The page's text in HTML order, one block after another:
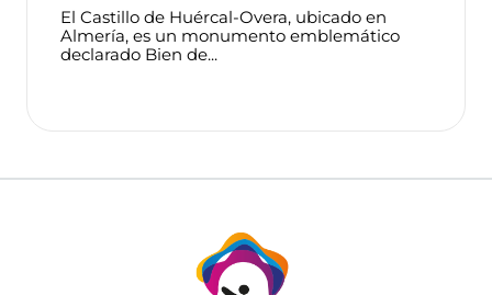
El Castillo de Huércal-Overa, ubicado en
Almería, es un monumento emblemático
declarado Bien de...